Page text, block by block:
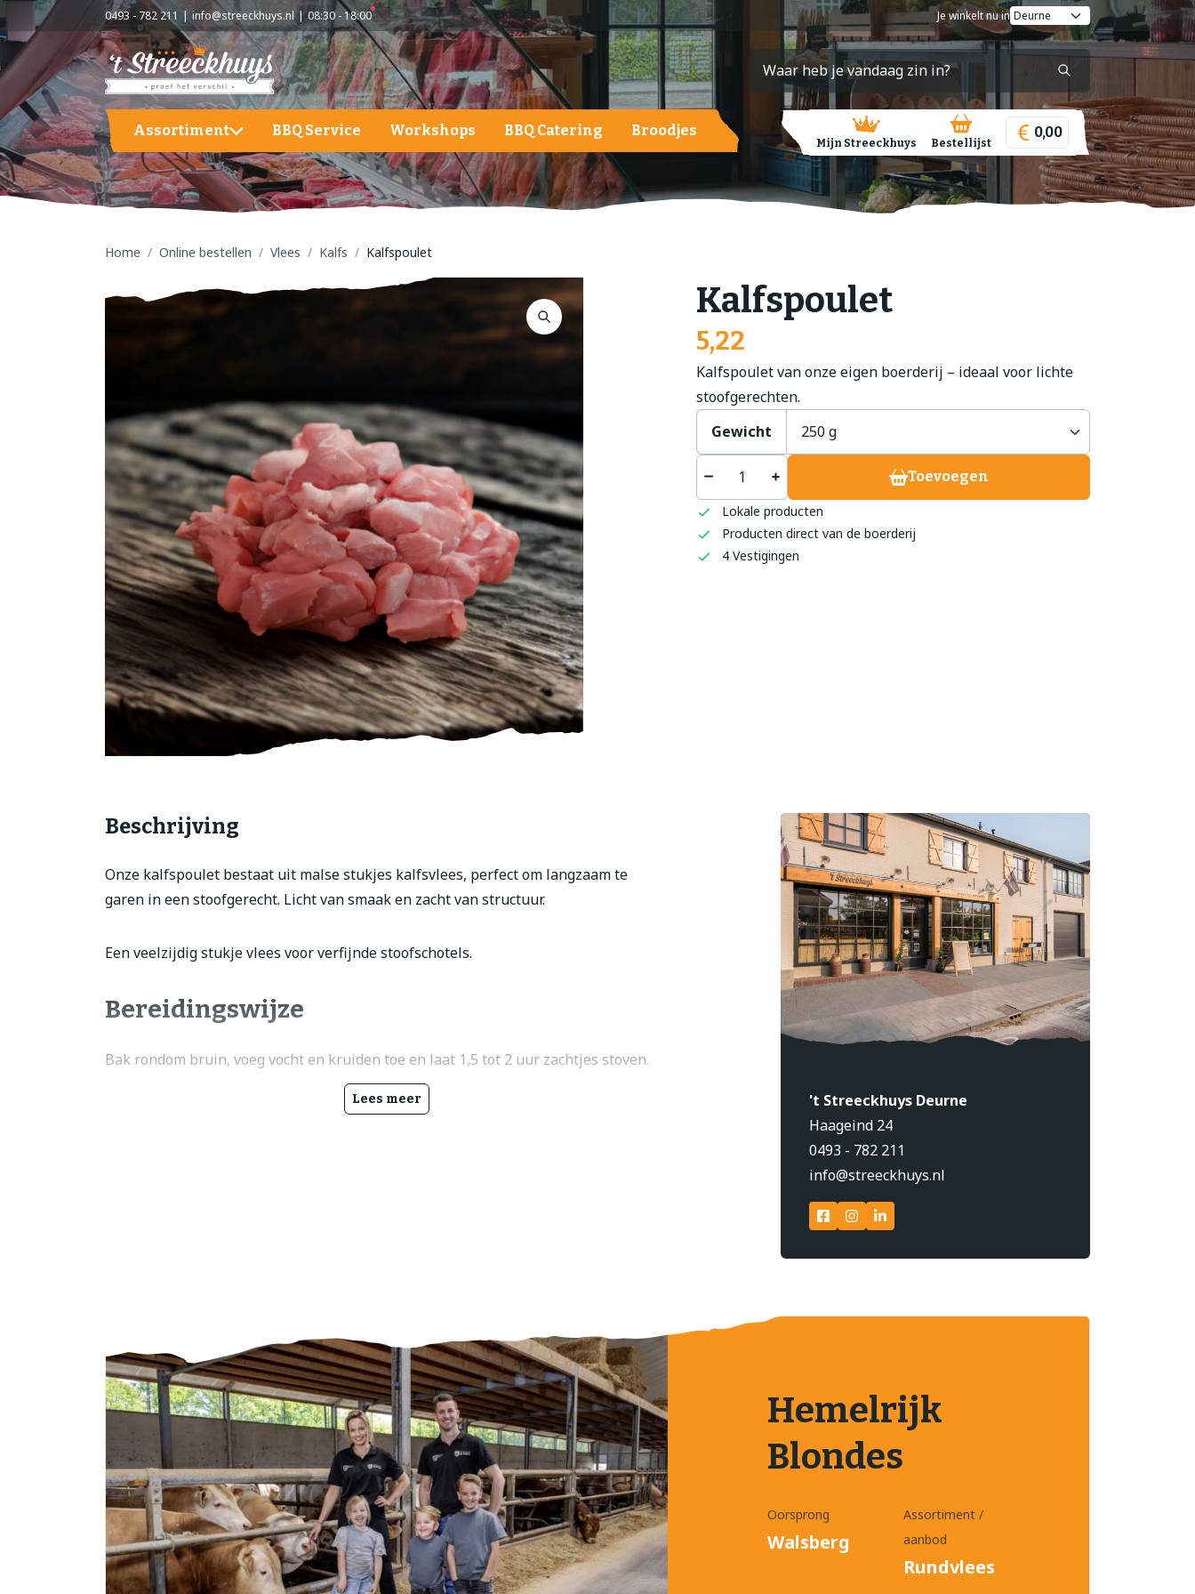
0493 - 782 211 info@streeckhuys.nl 08:30 - 18:00 Je winkelt nu in
Assortiment
Aardappelen, groente en fruit
Hapjes / Tapas
Kaas
Gourmet
Zuivel
Brood
Aardappelen, groente en fruit
Groenten
't Streeckhuys Deurne
0493 - 782 211
info@streeckhuys.nl
BBQ Service Workshops BBQ Catering Broodjes
Mijn Streeckhuys Bestellijst
0,00
Home Online bestellen Vlees Kalfs Kalfspoulet
Kalfspoulet
5,22
Kalfspoulet van onze eigen boerderij – ideaal voor lichte
stoofgerechten.
Gewicht
Toevoegen
Lokale producten
Producten direct van de boerderij
4 Vestigingen
Beschrijving
Onze kalfspoulet bestaat uit malse stukjes kalfsvlees, perfect om langzaam te
garen in een stoofgerecht. Licht van smaak en zacht van structuur.
Een veelzijdig stukje vlees voor verfijnde stoofschotels.
Bereidingswijze
Bak rondom bruin, voeg vocht en kruiden toe en laat 1,5 tot 2 uur zachtjes stoven.
Lees meer
't Streeckhuys Deurne
Haageind 24
0493 - 782 211
info@streeckhuys.nl
Hemelrijk
Blondes
Oorsprong
Walsberg
Assortiment /
aanbod
Rundvlees